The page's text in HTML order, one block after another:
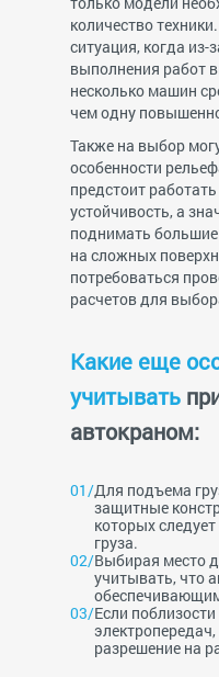
количество
ситуация, когда
выполнения работ
несколько машин
чем одну
Также на выбор
особенности
предстоит
устойчивость, а
поднимать
на сложных
потребоваться
расчетов для
Какие еще
учитывать
автокраном:
Для подъема
защитные
которых
груза.
Выбирая место
учитывать, что
Если
разрешение на